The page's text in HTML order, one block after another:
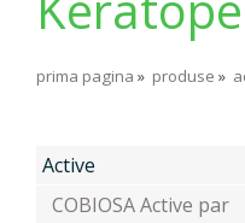
prima pagina » produse »
Active
COBIOSA Active par